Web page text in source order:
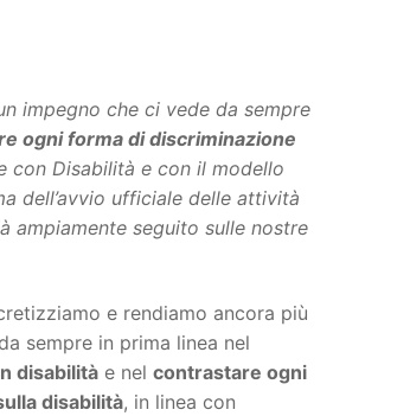
impegno che ci vede da sempre
ogni forma di discriminazione
con Disabilità e con il modello
dell’avvio ufficiale delle attività
ampiamente seguito sulle nostre
e rendiamo ancora più
sempre in prima linea nel
disabilitàe nel contrastare ogni
disabilità, in linea con